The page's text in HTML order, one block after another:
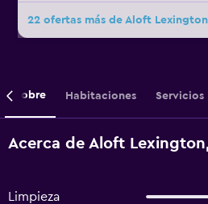
22 ofertas más de Aloft Lexington
Sobre Habitaciones Servicios
Acerca de Aloft
Limpieza